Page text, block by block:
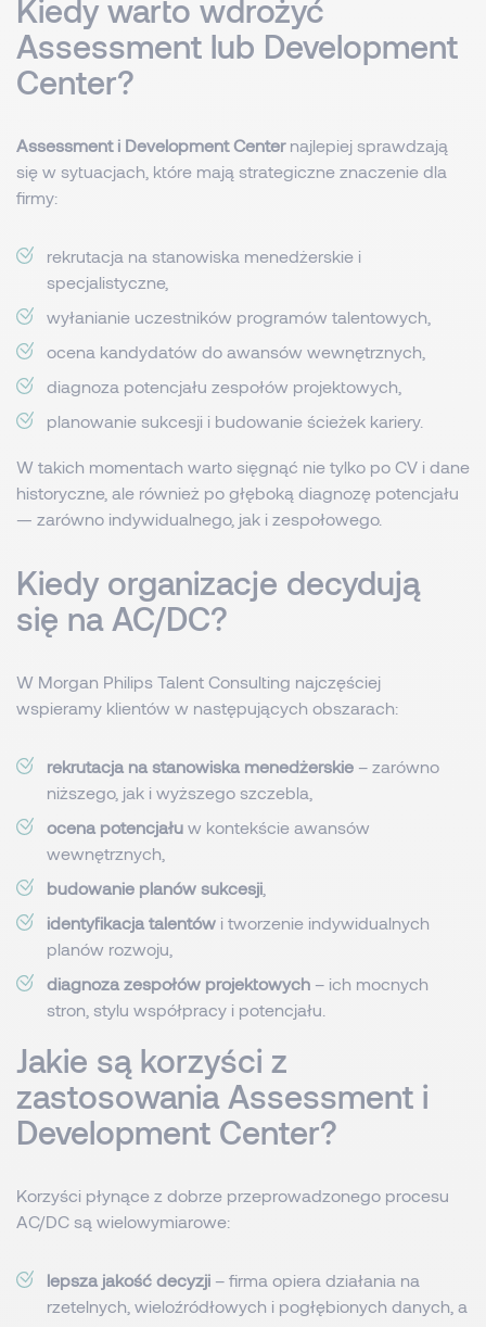
Kiedy warto wdrożyć
Assessment lub Development
Center?
Assessment i Development Centernajlepiej sprawdzają
się w sytuacjach, które mają strategiczne znaczenie dla
firmy:
rekrutacja na stanowiska menedżerskie i
specjalistyczne,
wyłanianie uczestników programów talentowych,
ocena kandydatów do awansów wewnętrznych,
diagnoza potencjału zespołów projektowych,
planowanie sukcesji i budowanie ścieżek kariery.
W takich momentach warto sięgnąć nie tylko po CV i dane
historyczne, ale również po głęboką diagnozę potencjału
— zarówno indywidualnego, jak i zespołowego.
Kiedy organizacje decydują
się na AC/DC?
W Morgan Philips Talent Consulting najczęściej
wspieramy klientów w następujących obszarach:
rekrutacja na stanowiska menedżerskie – zarówno
niższego, jak i wyższego szczebla,
ocena potencjału w kontekście awansów
wewnętrznych,
budowanie planów sukcesji
identyfikacja talentów i tworzenie indywidualnych
planów rozwoju,
diagnoza zespołów projektowych – ich mocnych
stron, stylu współpracy i potencjału.
Jakie są korzyści z
zastosowania Assessment i
Development Center?
Korzyści płynące z dobrze przeprowadzonego procesu
AC/DC są wielowymiarowe:
lepsza jakość decyzji – firma opiera działania na
rzetelnych, wieloźródłowych i pogłębionych danych, a